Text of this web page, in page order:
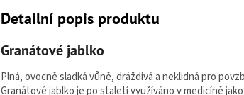
Detailní popis produktu
Granátové jablko
Plná, ovocně sladká vůně, dráždivá a neklidná pro
Granátové jablko je po staletí využíváno v medicíně